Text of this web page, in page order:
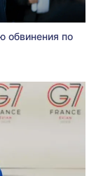
обвинения по